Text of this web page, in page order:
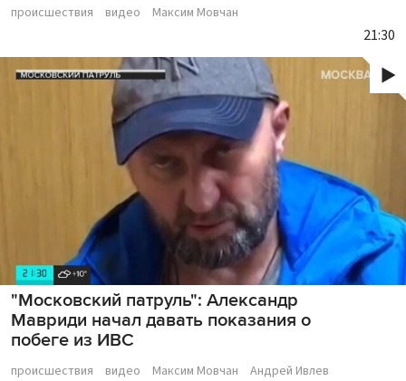
происшествия видео Максим Мовчан
"Московский патруль": Александр
Мавриди начал давать показания о
побеге из ИВС
21:30
происшествия видео Максим Мовчан Андрей Ивлев